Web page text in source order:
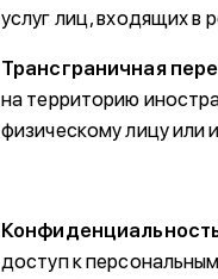
услуг лиц, входящих в
Трансграничная
на территорию
физическому лицу или
доступ к